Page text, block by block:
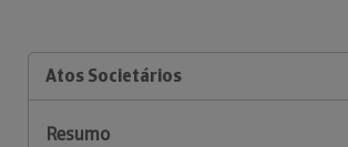
Atos Societários
Resumo